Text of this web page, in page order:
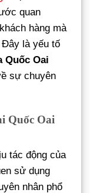
quan
hàng mà
là yếu tố
Quốc Oai
sự chuyên
Quốc Oai
tác động của
sử dụng
nhân phổ